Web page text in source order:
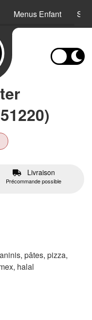
Menus Enfant
Livraison
Précommande possible
pâtes, pizza,
halal